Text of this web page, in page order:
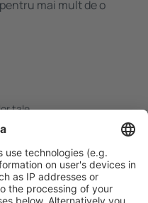
mai mult de o
tale.
gratuită de anulare.